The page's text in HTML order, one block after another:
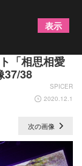
公演 新木場
「相思相愛
37/38
SPICER
2020.12.1
次の画像
表示